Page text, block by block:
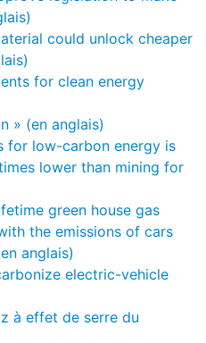
could unlock cheaper
for clean energy
» (en anglais)
for low-carbon energy is
lower than mining for
green house gas
the emissions of cars
anglais)
electric-vehicle
à effet de serre du